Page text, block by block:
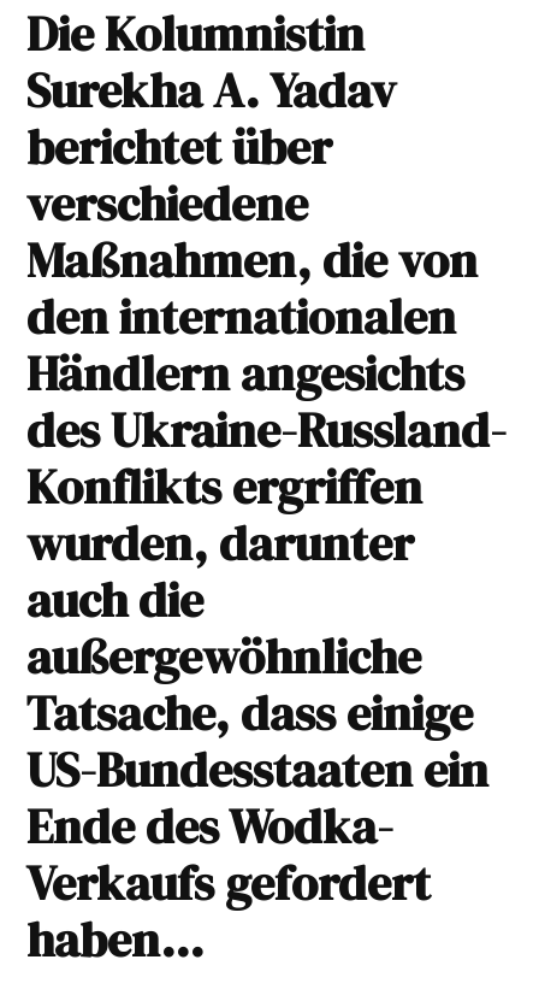
Die Kolumnistin
Surekha A. Yadav
berichtet über
verschiedene
Maßnahmen, die von
den internationalen
Händlern angesichts
des Ukraine-Russland-
Konflikts ergriffen
wurden, darunter
auch die
außergewöhnliche
Tatsache, dass einige
US-Bundesstaaten ein
Ende des Wodka-
Verkaufs gefordert
haben…